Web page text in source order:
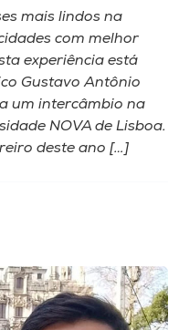
mais lindos na
com melhor
experiência está
Gustavo Antônio
um intercâmbio na
NOVA de Lisboa.
deste ano […]